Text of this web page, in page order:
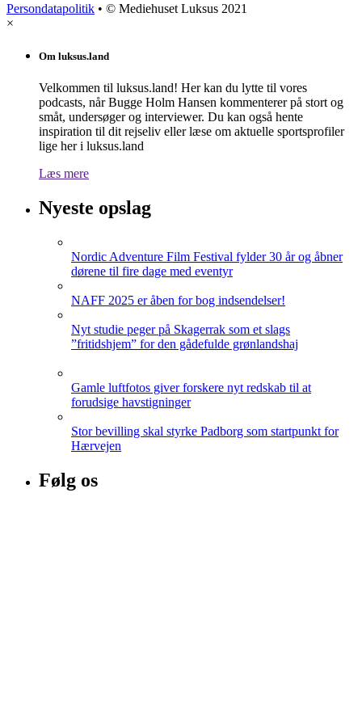
Persondatapolitik • © Mediehuset Luksus 2021
×
Om luksus.land
Velkommen til luksus.land! Her kan du lytte til vores
podcasts, når Bugge Holm Hansen kommenterer på stort og
småt, undersøger og interviewer. Du kan også hente
inspiration til dit rejseliv eller læse om aktuelle sportsprofiler
lige her i luksus.land
Læs mere
Nyeste opslag
Nordic Adventure Film Festival fylder 30 år og åbner
dørene til fire dage med eventyr
NAFF 2025 er åben for bog indsendelser!
Nyt studie peger på Skagerrak som et slags
”fritidshjem” for den gådefulde grønlandshaj
Gamle luftfotos giver forskere nyt redskab til at
forudsige havstigninger
Stor bevilling skal styrke Padborg som startpunkt for
Hærvejen
Følg os